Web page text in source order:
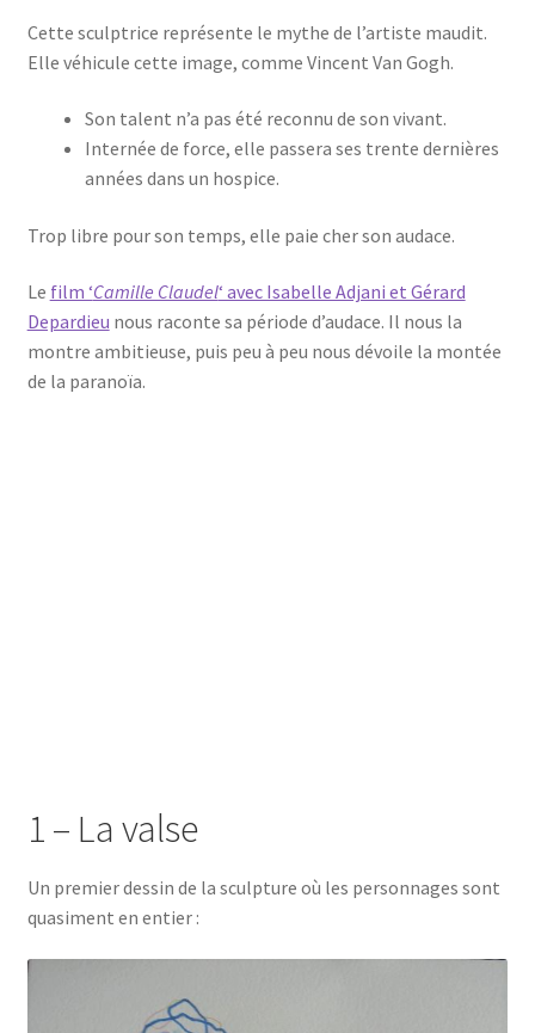
Cette sculptrice représente le mythe de l’artiste maudit.
Elle véhicule cette image, comme Vincent Van Gogh.
Son talent n’a pas été reconnu de son vivant.
Internée de force, elle passera ses trente dernières
années dans un hospice.
Trop libre pour son temps, elle paie cher son audace.
Le film ‘Camille Claudel‘ avec Isabelle Adjani et Gérard
Depardieu nous raconte sa période d’audace. Il nous la
montre ambitieuse, puis peu à peu nous dévoile la montée
de la paranoïa.
1 – La valse
Un premier dessin de la sculpture où les personnages sont
quasiment en entier :